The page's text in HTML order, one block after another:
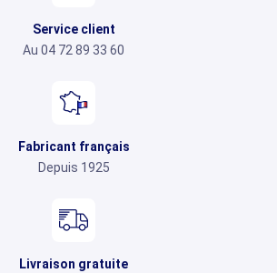
Service client
Au 04 72 89 33 60
Fabricant français
Depuis 1925
Livraison gratuite